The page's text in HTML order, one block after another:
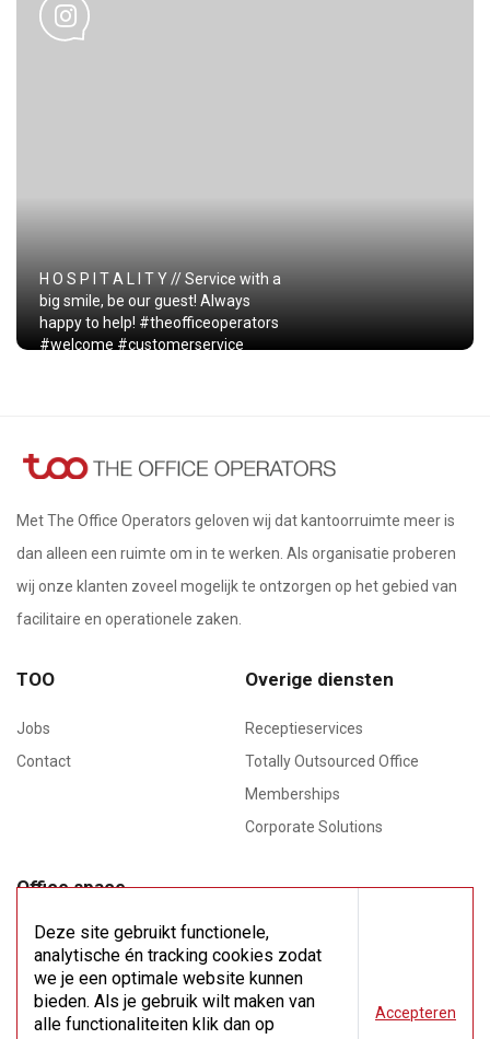
H O S P I T A L I T Y // Service with a
big smile, be our guest! Always
happy to help! #theofficeoperators
#welcome #customerservice
Met The Office Operators geloven wij dat kantoorruimte meer is
dan alleen een ruimte om in te werken. Als organisatie proberen
wij onze klanten zoveel mogelijk te ontzorgen op het gebied van
facilitaire en operationele zaken.
TOO
Jobs
Contact
Overige diensten
Receptieservices
Totally Outsourced Office
Memberships
Corporate Solutions
Office space
Meeting rooms
Flex space
Virtual office
Deze site gebruikt functionele,
analytische én tracking cookies zodat
we je een optimale website kunnen
bieden. Als je gebruik wilt maken van
alle functionaliteiten klik dan op
Accepteren